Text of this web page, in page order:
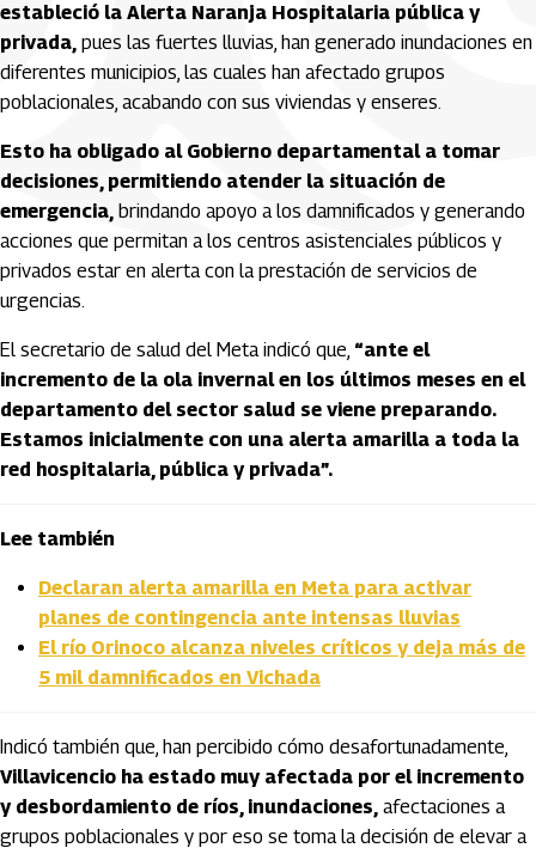
estableció la Alerta Naranja Hospitalaria pública y
privada, pues las fuertes lluvias, han generado inundaciones en
diferentes municipios, las cuales han afectado grupos
poblacionales, acabando con sus viviendas y enseres.
Esto ha obligado al Gobierno departamental a tomar
decisiones, permitiendo atender la situación de
emergencia, brindando apoyo a los damnificados y generando
acciones que permitan a los centros asistenciales públicos y
privados estar en alerta con la prestación de servicios de
urgencias.
El secretario de salud del Meta indicó que, “ante el
incremento de la ola invernal en los últimos meses en el
departamento del sector salud se viene preparando.
Estamos inicialmente con una alerta amarilla a toda la
red hospitalaria, pública y privada”.
Lee también
Declaran alerta amarilla en Meta para activar
planes de contingencia ante intensas lluvias
El río Orinoco alcanza niveles críticos y deja más de
5 mil damnificados en Vichada
Indicó también que, han percibido cómo desafortunadamente,
Villavicencio ha estado muy afectada por el incremento
y desbordamiento de ríos, inundaciones, afectaciones a
grupos poblacionales y por eso se toma la decisión de elevar a